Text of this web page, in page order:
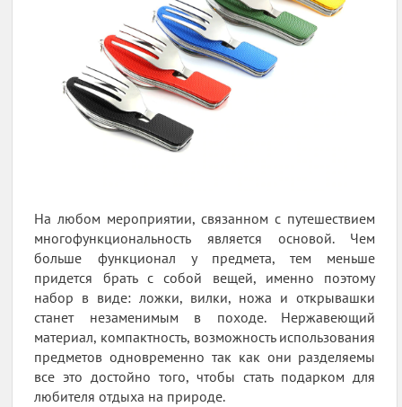
На любом мероприятии, связанном с путешествием
многофункциональность является основой. Чем
больше функционал у предмета, тем меньше
придется брать с собой вещей, именно поэтому
набор в виде: ложки, вилки, ножа и открывашки
станет незаменимым в походе. Нержавеющий
материал, компактность, возможность использования
предметов одновременно так как они разделяемы
все это достойно того, чтобы стать подарком для
любителя отдыха на природе.